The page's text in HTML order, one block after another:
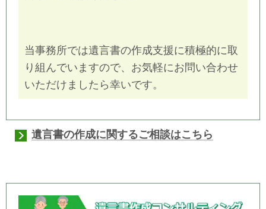
当事務所では遺言書の作成支援に積極的に取
り組んでいますので、お気軽にお問い合わせ
いただけましたら幸いです。
遺言書の作成に関するご相談はこちら